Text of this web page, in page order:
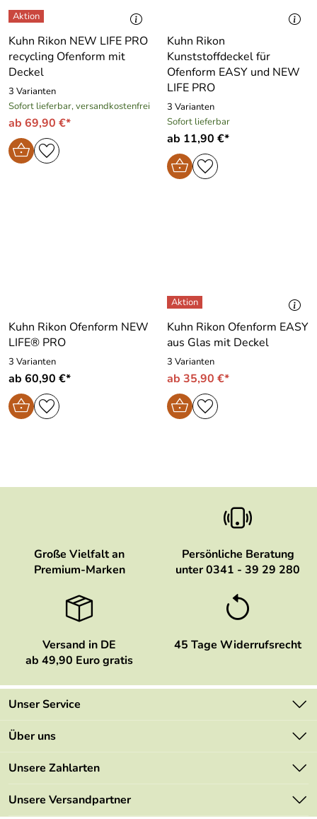
Kuhn Rikon NEW LIFE PRO
recycling Ofenform mit
Deckel
3 Varianten
Sofort lieferbar, versandkostenfrei
ab 69,90 €*
Kuhn Rikon
Kunststoffdeckel für
Ofenform EASY und NEW
LIFE PRO
3 Varianten
Sofort lieferbar
ab 11,90 €*
Kuhn Rikon Ofenform NEW
LIFE® PRO
3 Varianten
ab 60,90 €*
Kuhn Rikon Ofenform EASY
aus Glas mit Deckel
3 Varianten
ab 35,90 €*
Große Vielfalt an
Premium-Marken
Persönliche Beratung
unter 0341 - 39 29 280
Versand in DE
ab 49,90 Euro gratis
45 Tage Widerrufsrecht
Unser Service
Kontakt
Mehrwertsteuerfrei
Retourenportal
Über uns
Marken
Angebote
Unsere Zahlarten
Unsere Versandpartner